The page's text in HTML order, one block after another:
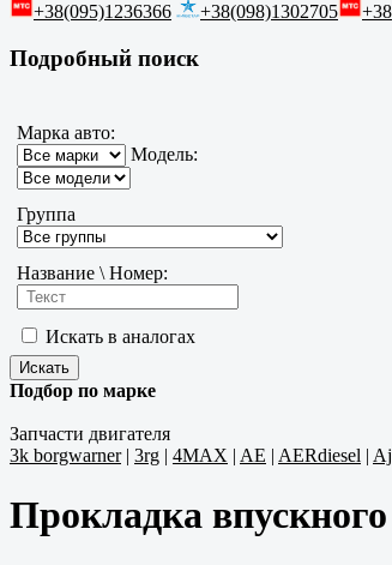
+38(095)1236366 +38(098)1302705
Подробный поиск
Марка авто:
Модель:
Группа
Название \ Номер:
Искать в аналогах
Подбор по марке
Запчасти двигателя
3k borgwarner| 3rg | 4MAX | AE | AERdiesel |
Прокладка